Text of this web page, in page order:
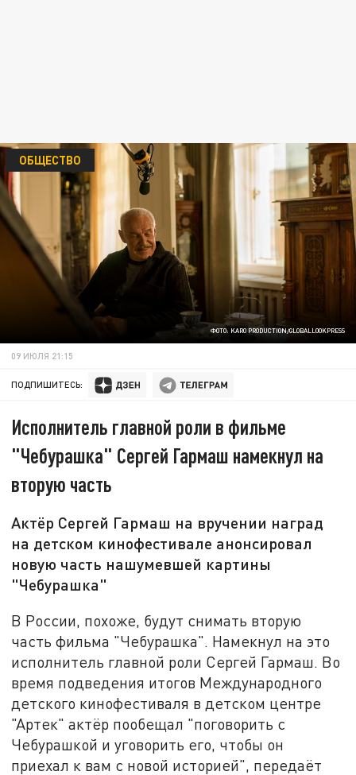
ФОТО: KARO PRODUCTION/GLOBALLOOKPRESS
ОБЩЕСТВО
09 ИЮЛЯ 21:15
ПОДПИШИТЕСЬ:
Исполнитель главной роли в фильме
"Чебурашка" Сергей Гармаш намекнул на
вторую часть
Актёр Сергей Гармаш на вручении наград
на детском кинофестивале анонсировал
новую часть нашумевшей картины
"Чебурашка"
В России, похоже, будут снимать вторую
часть фильма "Чебурашка". Намекнул на это
исполнитель главной роли Сергей Гармаш. Во
время подведения итогов Международного
детского кинофестиваля в детском центре
"Артек" актёр пообещал "поговорить с
Чебурашкой и уговорить его, чтобы он
приехал к вам с новой историей", передаёт